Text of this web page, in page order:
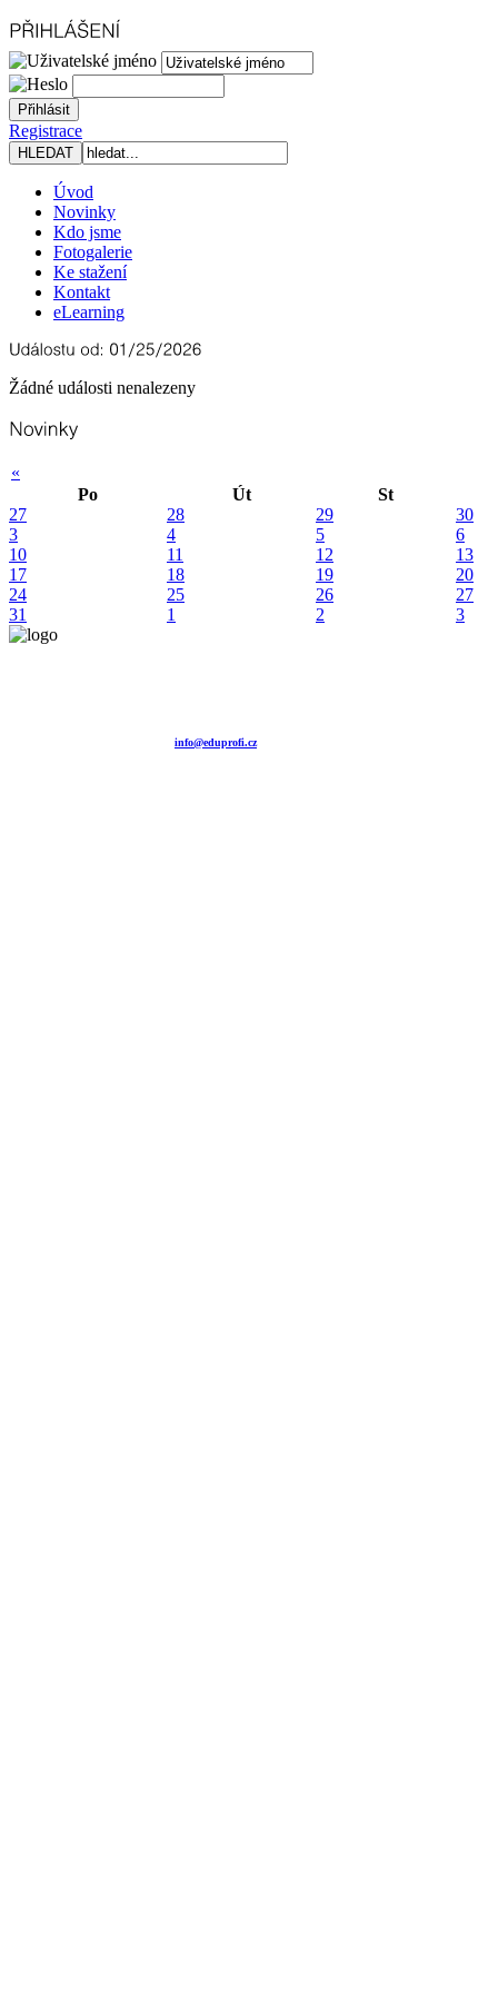
Registrace
Úvod
Novinky
Kdo jsme
Fotogalerie
Ke stažení
Kontakt
eLearning
Žádné události nenalezeny
«
Po
Út
St
27
28 29
30
3
4 5
6
10
11 12
13
17
18 19
20
24
25 26
27
31
1 2 3
info@eduprofi.cz